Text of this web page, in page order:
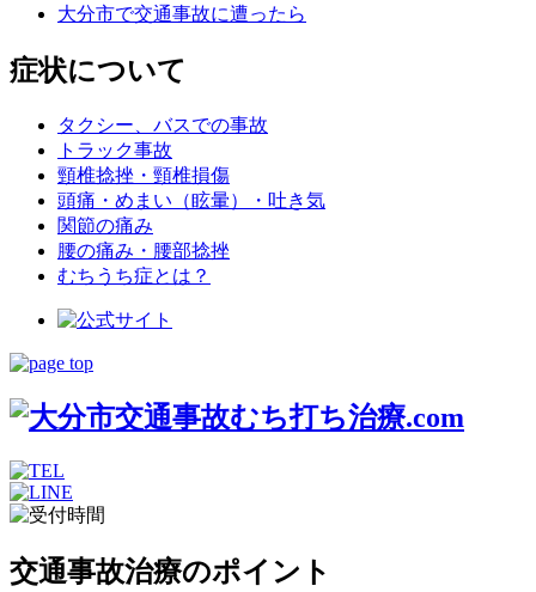
大分市で交通事故に遭ったら
症状について
タクシー、バスでの事故
トラック事故
頸椎捻挫・頸椎損傷
頭痛・めまい（眩暈）・吐き気
関節の痛み
腰の痛み・腰部捻挫
むちうち症とは？
交通事故治療のポイント